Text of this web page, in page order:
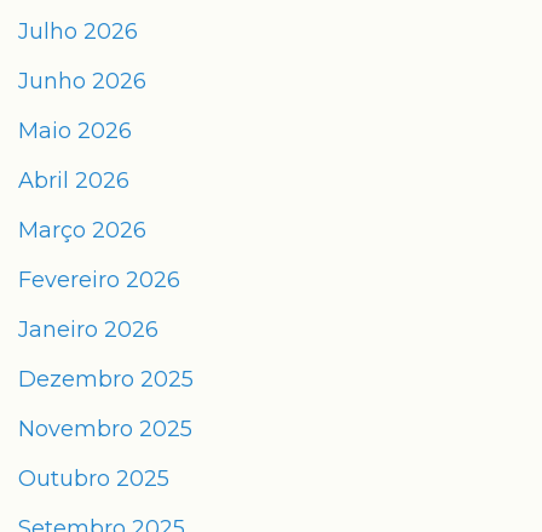
Julho 2026
Junho 2026
Maio 2026
Abril 2026
Março 2026
Fevereiro 2026
Janeiro 2026
Dezembro 2025
Novembro 2025
Outubro 2025